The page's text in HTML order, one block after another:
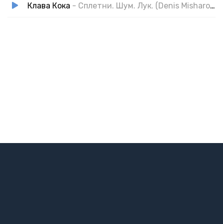
Клава Кока - Сплетни. Шум. Лук. (Denis Misharov & DJ Bliss Radio Remix)